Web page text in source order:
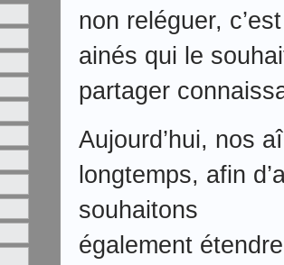
non reléguer,
ainés qui le
partager
Aujourd’hui, nos
longtemps, afin
souhaitons
également